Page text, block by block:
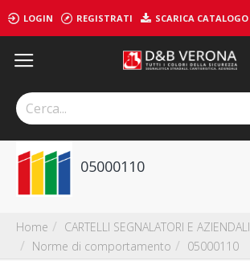
LOGIN REGISTRATI SCARICA CATALOGO
Home
CARTELLI SEGNALATORI E AZIENDALI
Norme di comportamento
05000110
05000110